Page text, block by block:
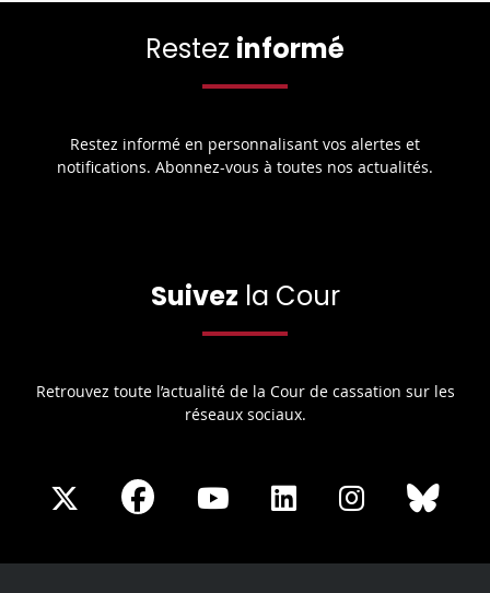
Restez informé
Restez informé en personnalisant vos alertes et
notifications. Abonnez-vous à toutes nos actualités.
Suivez la Cour
Retrouvez toute l’actualité de la Cour de cassation sur les
réseaux sociaux.
Share
X
Share
Facebook
Share
Youtube
Share
LinkedIn
Share
Instagram